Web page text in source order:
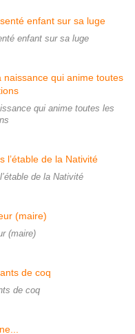
enfant sur sa luge
qui anime toutes les
de la Nativité
(maire)
de coq